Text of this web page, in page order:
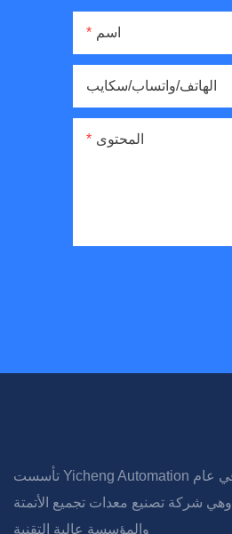
اسم
الهاتف/واتساب/سكايب
المحتوى
تأسست Yicheng Automation في عام
2007 وهي شركة تصنيع معدات تجميع الأتمتة